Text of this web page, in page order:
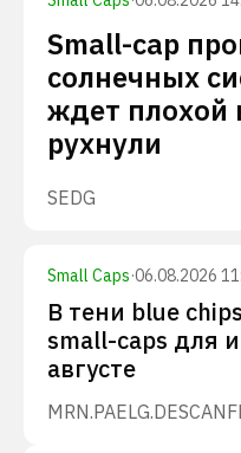
Small-cap
солнечных
ждет плохой
рухнули
SEDG
Small Caps·06.08.2026
В тени blue
small-caps для
августе
MRN.PAELG.DE